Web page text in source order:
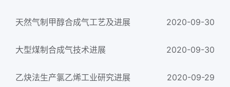
天然气制甲醇合成气工艺及进展 2020-09-30
大型煤制合成气技术进展 2020-09-30
乙炔法生产氯乙烯工业研究进展 2020-09-29